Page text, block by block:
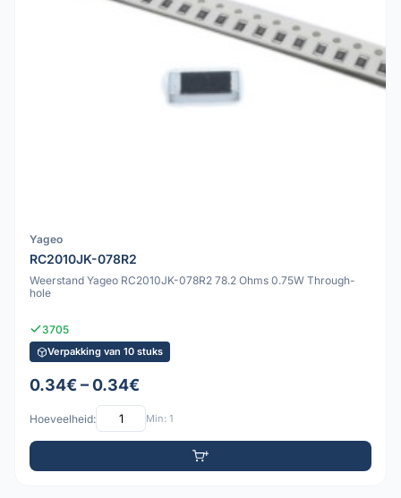
Yageo
RC2010JK-078R2
Weerstand Yageo RC2010JK-078R2 78.2 Ohms 0.75W Through-
hole
3705
Verpakking van 10 stuks
0.34€ – 0.34€
Hoeveelheid: Min: 1